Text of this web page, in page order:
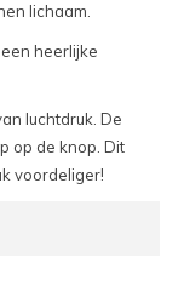
lichaam.
heerlijke
luchtdruk. De
op de knop. Dit
voordeliger!